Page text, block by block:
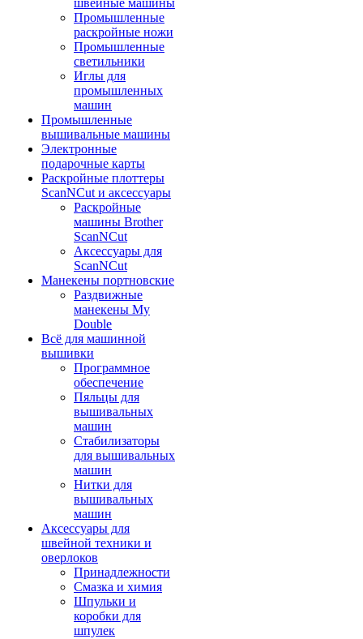
швейные машины
Промышленные
раскройные ножи
Промышленные
светильники
Иглы для
промышленных
машин
Промышленные
вышивальные машины
Электронные
подарочные карты
Раскройные плоттеры
ScanNCut и аксессуары
Раскройные
машины Brother
ScanNCut
Аксессуары для
ScanNCut
Манекены портновские
Раздвижные
манекены My
Double
Всё для машинной
вышивки
Программное
обеспечение
Пяльцы для
вышивальных
машин
Стабилизаторы
для вышивальных
машин
Нитки для
вышивальных
машин
Аксессуары для
швейной техники и
оверлоков
Принадлежности
Смазка и химия
Шпульки и
коробки для
шпулек